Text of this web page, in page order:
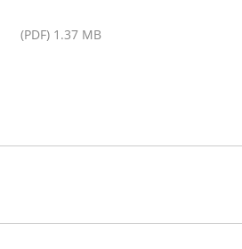
(PDF) 1.37 MB